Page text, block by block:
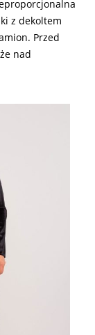
z dekoltem
Przed
nad